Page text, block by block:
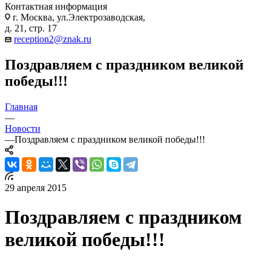
Контактная информация
г. Москва, ул.Электрозаводская,
д. 21, стр. 17
reception2@znak.ru
Поздравляем с праздником великой
победы!!!
Главная
—
Новости
—Поздравляем с праздником великой победы!!!
29 апреля 2015
Поздравляем с праздником
великой победы!!!